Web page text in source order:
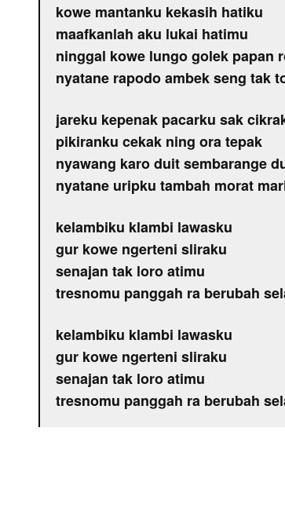
kowe mantanku kekasih hatiku
maafkanlah aku lukai hatimu
ninggal kowe lungo golek papan
nyatane rapodo ambek seng tak
jareku kepenak pacarku sak
pikiranku cekak ning ora tepak
nyawang karo duit sembarange
nyatane uripku tambah morat
kelambiku klambi lawasku
gur kowe ngerteni sliraku
senajan tak loro atimu
tresnomu panggah ra berubah
kelambiku klambi lawasku
gur kowe ngerteni sliraku
senajan tak loro atimu
tresnomu panggah ra berubah